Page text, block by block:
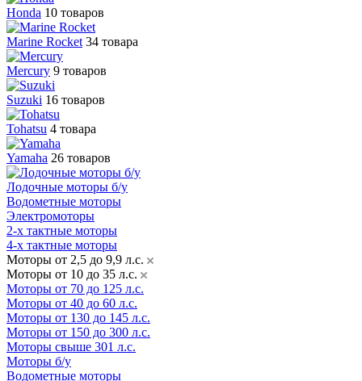
Honda 10 товаров
Marine Rocket 34 товара
Mercury 9 товаров
Suzuki 16 товаров
Tohatsu 4 товара
Yamaha 26 товаров
Лодочные моторы б/у
Водометные моторы
Электромоторы
2-х тактные моторы
4-х тактные моторы
Моторы от 2,5 до 9,9 л.с.
Моторы от 10 до 35 л.с.
Моторы от 70 до 125 л.с.
Моторы от 40 до 60 л.с.
Моторы от 130 до 145 л.с.
Моторы от 150 до 300 л.с.
Моторы свыше 301 л.с.
Моторы б/у
Водометные моторы